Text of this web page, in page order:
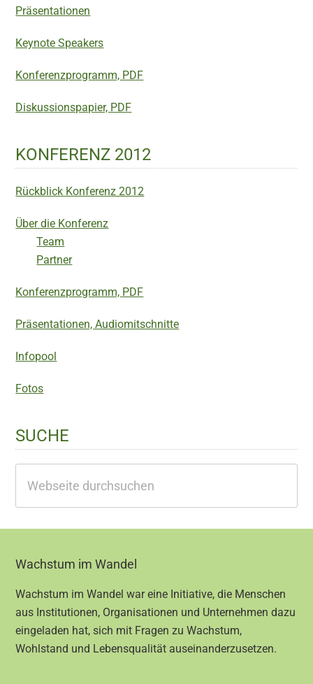
Präsentationen
Keynote Speakers
Konferenzprogramm, PDF
Diskussionspapier, PDF
KONFERENZ 2012
Rückblick Konferenz 2012
Über die Konferenz
Team
Partner
Konferenzprogramm, PDF
Präsentationen, Audiomitschnitte
Infopool
Fotos
SUCHE
durchsuchen
Footer
Wachstum im Wandel
Wachstum im Wandel war eine Initiative, die Menschen
aus Institutionen, Organisationen und Unternehmen dazu
eingeladen hat, sich mit Fragen zu Wachstum,
Wohlstand und Lebensqualität auseinanderzusetzen.